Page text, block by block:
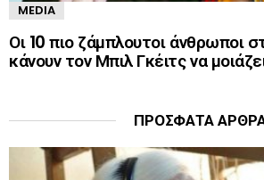
MEDIA
Οι 10 πιο ζάμπλουτοι άνθρωποι
κάνουν τον Μπιλ Γκέιτς να
ΠΡΌΣΦΑΤΑ